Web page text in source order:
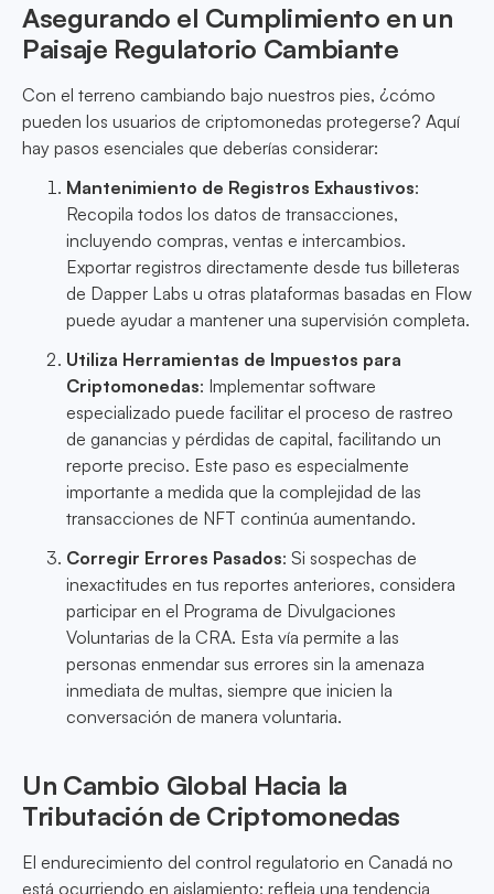
Asegurando el Cumplimiento en un
Paisaje Regulatorio Cambiante
Con el terreno cambiando bajo nuestros pies, ¿cómo
pueden los usuarios de criptomonedas protegerse? Aquí
hay pasos esenciales que deberías considerar:
Mantenimiento de Registros Exhaustivos:
Recopila todos los datos de transacciones,
incluyendo compras, ventas e intercambios.
Exportar registros directamente desde tus billeteras
de Dapper Labs u otras plataformas basadas en Flow
puede ayudar a mantener una supervisión completa.
Utiliza Herramientas de Impuestos para
Criptomonedas: Implementar software
especializado puede facilitar el proceso de rastreo
de ganancias y pérdidas de capital, facilitando un
reporte preciso. Este paso es especialmente
importante a medida que la complejidad de las
transacciones de NFT continúa aumentando.
Corregir Errores Pasados: Si sospechas de
inexactitudes en tus reportes anteriores, considera
participar en el Programa de Divulgaciones
Voluntarias de la CRA. Esta vía permite a las
personas enmendar sus errores sin la amenaza
inmediata de multas, siempre que inicien la
conversación de manera voluntaria.
Un Cambio Global Hacia la
Tributación de Criptomonedas
El endurecimiento del control regulatorio en Canadá no
está ocurriendo en aislamiento; refleja una tendencia